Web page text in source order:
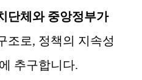
단체와 중앙정부가
조로, 정책의 지속성
추구합니다.